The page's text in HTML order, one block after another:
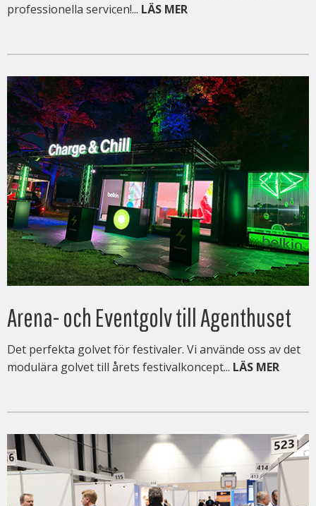
professionella servicen!... LÄS MER
Arena- och Eventgolv till Agenthuset
Det perfekta golvet för festivaler. Vi använde oss av det
modulära golvet till årets festivalkoncept... LÄS MER